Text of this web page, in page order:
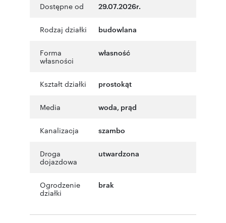
Dostępne od 29.07.2026r.
Rodzaj działki budowlana
Forma
własności
własność
Kształt działki prostokąt
Media woda, prąd
Kanalizacja szambo
Droga
dojazdowa
utwardzona
Ogrodzenie
działki
brak